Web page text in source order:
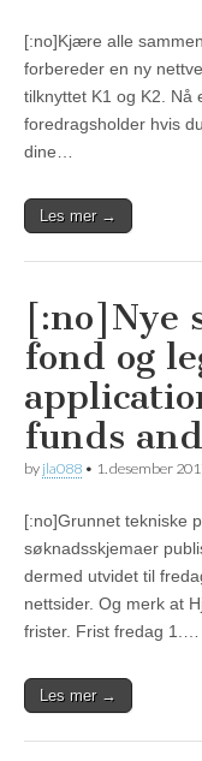
[:no]Kjære alle
forbereder en ny
tilknyttet K1 og K2. Nå
foredragsholder hvis
dine…
Les mer →
[:no]Nye
fond og
funds
by jla088 • 1. desember
[:no]Grunnet tekniske
søknadsskjemaer
dermed utvidet til
nettsider. Og merk at
frister. Frist fredag 1.…
Les mer →